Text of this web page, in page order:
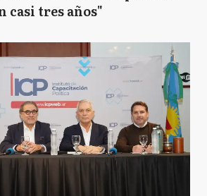
casi tres años"